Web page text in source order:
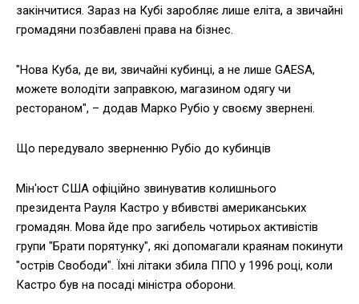
закінчитися. Зараз на Кубі заробляє лише еліта, а звичайні
громадяни позбавлені права на бізнес.
"Нова Куба, де ви, звичайні кубинці, а не лише GAESA,
можете володіти заправкою, магазином одягу чи
рестораном", – додав Марко Рубіо у своєму звернені.
Що передувало зверненню Рубіо до кубинців
Мін'юст США офіційно звинуватив колишнього
президента Рауля Кастро у вбивстві американських
громадян. Мова йде про загибель чотирьох активістів
групи "Брати порятунку", які допомагали краянам покинути
"острів Свободи". Їхні літаки збила ППО у 1996 році, коли
Кастро був на посаді міністра оборони.